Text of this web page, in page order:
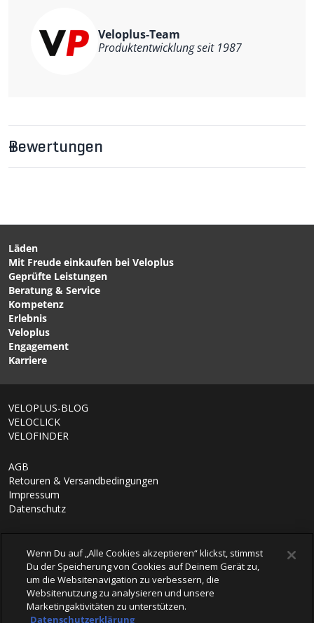
Veloplus-Team
Produktentwicklung seit 1987
Bewertungen
Läden
Mit Freude einkaufen bei Veloplus
Geprüfte Leistungen
Beratung & Service
Kompetenz
Erlebnis
Veloplus
Engagement
Karriere
VELOPLUS-BLOG
VELOCLICK
VELOFINDER
AGB
Retouren & Versandbedingungen
Impressum
Datenschutz
Wenn Du auf „Alle Cookies akzeptieren“ klickst, stimmst
Du der Speicherung von Cookies auf Deinem Gerät zu,
um die Websitenavigation zu verbessern, die
Websitenutzung zu analysieren und unsere
Marketingaktivitäten zu unterstützen.
Datenschutzerklärung